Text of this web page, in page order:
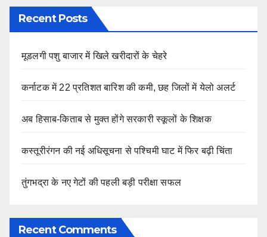
Recent Posts
मूडलगी पशु बाजार में खिले खरीदारों के चेहरे
कर्नाटक में 22 प्रतिशत बारिश की कमी, छह जिलों में येलो अलर्ट
अब हिसाब-किताब से मुक्त होंगे सरकारी स्कूलों के शिक्षक
कस्तूरीरंगन की नई अधिसूचना से पश्चिमी घाट में फिर बढ़ी चिंता
तुंगभद्रा के नए गेटों की पहली बड़ी परीक्षा सफल
Recent Comments